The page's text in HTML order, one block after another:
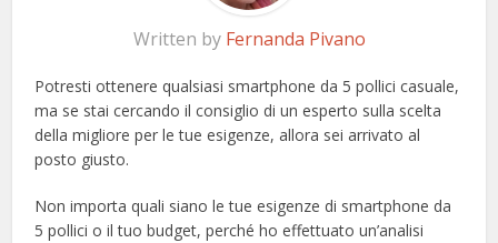
Written by Fernanda Pivano
Potresti ottenere qualsiasi smartphone da 5 pollici casuale,
ma se stai cercando il consiglio di un esperto sulla scelta
della migliore per le tue esigenze, allora sei arrivato al
posto giusto.
Non importa quali siano le tue esigenze di smartphone da
5 pollici o il tuo budget, perché ho effettuato un’analisi